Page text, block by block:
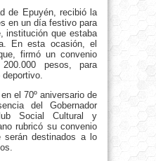
de Epuyén, recibió la
en un día festivo para
institución que estaba
En esta ocasión, el
firmó un convenio
pesos, para
el 70º aniversario de
del Gobernador
Social Cultural y
rubricó su convenio
serán destinados a lo